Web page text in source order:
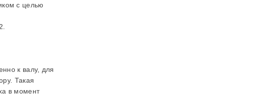
с целью
к валу, для
Такая
в момент